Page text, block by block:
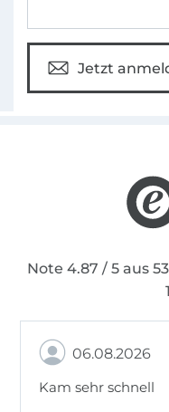
Jetzt
Note 4.87 / 5 aus
06.08.2026
Kam sehr schnell